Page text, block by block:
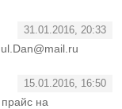
31.01.2016, 20:33
15.01.2016, 16:50
на